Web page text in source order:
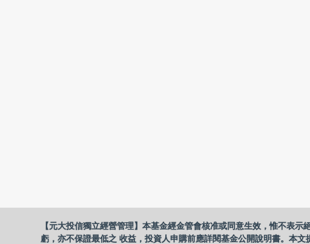
【元大投信獨立經營管理】本基金經金管會核准或同意生效，惟不表
虧，亦不保證最低之 收益，投資人申購前應詳閱基金公開說明書。本